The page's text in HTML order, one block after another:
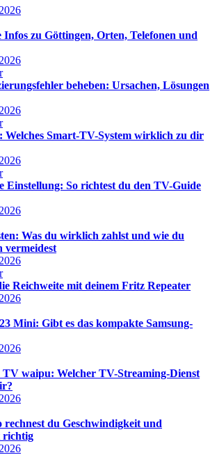
zu Göttingen, Orten, Telefonen und
beheben: Ursachen, Lösungen
Welches Smart-TV-System wirklich zu dir
Einstellung: So richtest du den TV-Guide
Was du wirklich zahlst und wie du
vermeidest
Reichweite mit deinem Fritz Repeater
Mini: Gibt es das kompakte Samsung-
TV waipu: Welcher TV-Streaming-Dienst
du Geschwindigkeit und
richtig